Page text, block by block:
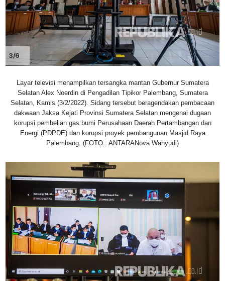
3/6
Layar televisi menampilkan tersangka mantan Gubernur Sumatera
Selatan Alex Noerdin di Pengadilan Tipikor Palembang, Sumatera
Selatan, Kamis (3/2/2022). Sidang tersebut beragendakan pembacaan
dakwaan Jaksa Kejati Provinsi Sumatera Selatan mengenai dugaan
korupsi pembelian gas bumi Perusahaan Daerah Pertambangan dan
Energi (PDPDE) dan korupsi proyek pembangunan Masjid Raya
Palembang. (FOTO : ANTARANova Wahyudi)